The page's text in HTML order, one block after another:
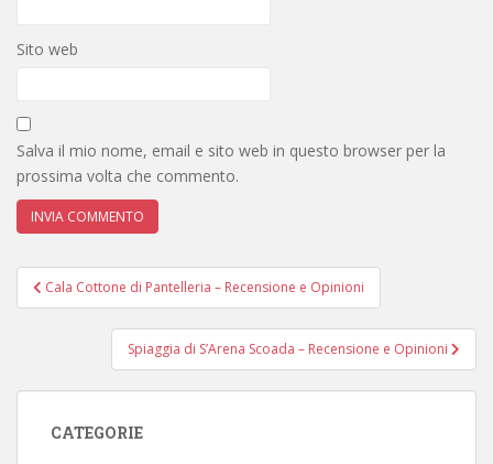
Sito web
Salva il mio nome, email e sito web in questo browser per la
prossima volta che commento.
Navigazione
articoli
Cala Cottone di Pantelleria – Recensione e Opinioni
Spiaggia di S’Arena Scoada – Recensione e Opinioni
CATEGORIE